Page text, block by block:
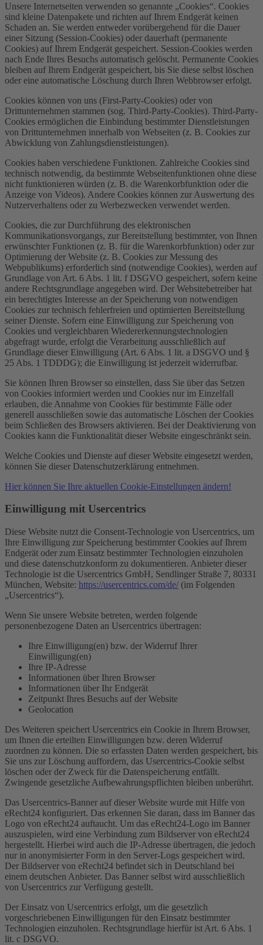
Unsere Internetseiten verwenden so genannte „Cookies“. Cookies
sind kleine Datenpakete und richten auf Ihrem Endgerät keinen
Schaden an. Sie werden entweder vorübergehend für die Dauer
einer Sitzung (Session-Cookies) oder dauerhaft (permanente
Cookies) auf Ihrem Endgerät gespeichert. Session-Cookies werden
nach Ende Ihres Besuchs automatisch gelöscht. Permanente Cookies
bleiben auf Ihrem Endgerät gespeichert, bis Sie diese selbst löschen
oder eine automatische Löschung durch Ihren Webbrowser erfolgt.
Cookies können von uns (First-Party-Cookies) oder von
Drittunternehmen stammen (sog. Third-Party-Cookies). Third-Party-
Cookies ermöglichen die Einbindung bestimmter Dienstleistungen
von Drittunternehmen innerhalb von Webseiten (z. B. Cookies zur
Abwicklung von Zahlungsdienstleistungen).
Cookies haben verschiedene Funktionen. Zahlreiche Cookies sind
technisch notwendig, da bestimmte Webseitenfunktionen ohne diese
nicht funktionieren würden (z. B. die Warenkorbfunktion oder die
Anzeige von Videos). Andere Cookies können zur Auswertung des
Nutzerverhaltens oder zu Werbezwecken verwendet werden.
Cookies, die zur Durchführung des elektronischen
Kommunikationsvorgangs, zur Bereitstellung bestimmter, von Ihnen
erwünschter Funktionen (z. B. für die Warenkorbfunktion) oder zur
Optimierung der Website (z. B. Cookies zur Messung des
Webpublikums) erforderlich sind (notwendige Cookies), werden auf
Grundlage von Art. 6 Abs. 1 lit. f DSGVO gespeichert, sofern keine
andere Rechtsgrundlage angegeben wird. Der Websitebetreiber hat
ein berechtigtes Interesse an der Speicherung von notwendigen
Cookies zur technisch fehlerfreien und optimierten Bereitstellung
seiner Dienste. Sofern eine Einwilligung zur Speicherung von
Cookies und vergleichbaren Wiedererkennungstechnologien
abgefragt wurde, erfolgt die Verarbeitung ausschließlich auf
Grundlage dieser Einwilligung (Art. 6 Abs. 1 lit. a DSGVO und §
25 Abs. 1 TDDDG); die Einwilligung ist jederzeit widerrufbar.
Sie können Ihren Browser so einstellen, dass Sie über das Setzen
von Cookies informiert werden und Cookies nur im Einzelfall
erlauben, die Annahme von Cookies für bestimmte Fälle oder
generell ausschließen sowie das automatische Löschen der Cookies
beim Schließen des Browsers aktivieren. Bei der Deaktivierung von
Cookies kann die Funktionalität dieser Website eingeschränkt sein.
Welche Cookies und Dienste auf dieser Website eingesetzt werden,
können Sie dieser Datenschutzerklärung entnehmen.
Hier können Sie Ihre aktuellen Cookie-Einstellungen ändern!
Einwilligung mit Usercentrics
Diese Website nutzt die Consent-Technologie von Usercentrics, um
Ihre Einwilligung zur Speicherung bestimmter Cookies auf Ihrem
Endgerät oder zum Einsatz bestimmter Technologien einzuholen
und diese datenschutzkonform zu dokumentieren. Anbieter dieser
Technologie ist die Usercentrics GmbH, Sendlinger Straße 7, 80331
München, Website: https://usercentrics.com/de/ (im Folgenden
„Usercentrics“).
Wenn Sie unsere Website betreten, werden folgende
personenbezogene Daten an Usercentrics übertragen:
Ihre Einwilligung(en) bzw. der Widerruf Ihrer
Einwilligung(en)
Ihre IP-Adresse
Informationen über Ihren Browser
Informationen über Ihr Endgerät
Zeitpunkt Ihres Besuchs auf der Website
Geolocation
Des Weiteren speichert Usercentrics ein Cookie in Ihrem Browser,
um Ihnen die erteilten Einwilligungen bzw. deren Widerruf
zuordnen zu können. Die so erfassten Daten werden gespeichert, bis
Sie uns zur Löschung auffordern, das Usercentrics-Cookie selbst
löschen oder der Zweck für die Datenspeicherung entfällt.
Zwingende gesetzliche Aufbewahrungspflichten bleiben unberührt.
Das Usercentrics-Banner auf dieser Website wurde mit Hilfe von
eRecht24 konfiguriert. Das erkennen Sie daran, dass im Banner das
Logo von eRecht24 auftaucht. Um das eRecht24-Logo im Banner
auszuspielen, wird eine Verbindung zum Bildserver von eRecht24
hergestellt. Hierbei wird auch die IP-Adresse übertragen, die jedoch
nur in anonymisierter Form in den Server-Logs gespeichert wird.
Der Bildserver von eRecht24 befindet sich in Deutschland bei
einem deutschen Anbieter. Das Banner selbst wird ausschließlich
von Usercentrics zur Verfügung gestellt.
Der Einsatz von Usercentrics erfolgt, um die gesetzlich
vorgeschriebenen Einwilligungen für den Einsatz bestimmter
Technologien einzuholen. Rechtsgrundlage hierfür ist Art. 6 Abs. 1
lit. c DSGVO.